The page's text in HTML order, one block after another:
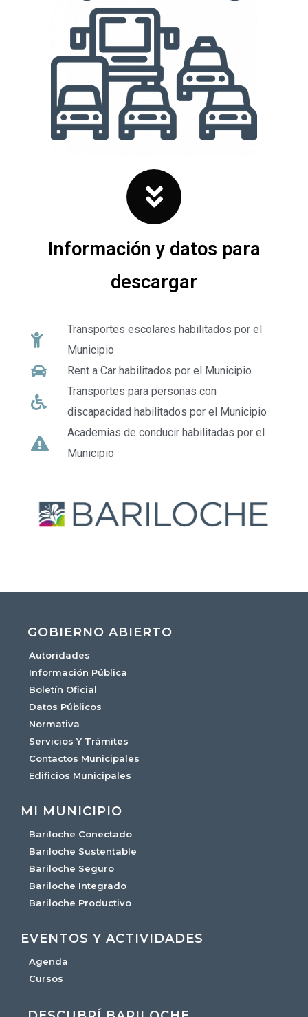
Información y datos para
descargar
Transportes escolares habilitados por el
Municipio
Rent a Car habilitados por el Municipio
Transportes para personas con
discapacidad habilitados por el Municipio
Academias de conducir habilitadas por el
Municipio
GOBIERNO ABIERTO
Autoridades
Información Pública
Boletín Oficial
Datos Públicos
Normativa
Servicios Y Trámites
Contactos Municipales
Edificios Municipales
MI MUNICIPIO
Bariloche Conectado
Bariloche Sustentable
Bariloche Seguro
Bariloche Integrado
Bariloche Productivo
EVENTOS Y ACTIVIDADES
Agenda
Cursos